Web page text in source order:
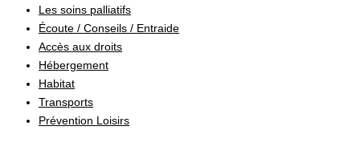
Les soins palliatifs
Écoute / Conseils / Entraide
Accès aux droits
Hébergement
Habitat
Transports
Prévention Loisirs